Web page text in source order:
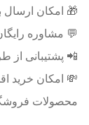
🎁 امکان
💬 مشاوره
📲 پشتیبانی از
💸 امکان خرید
محصولات